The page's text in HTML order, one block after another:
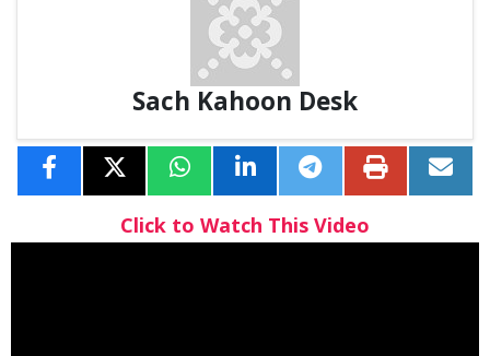
Sach Kahoon Desk
Click to Watch This Video